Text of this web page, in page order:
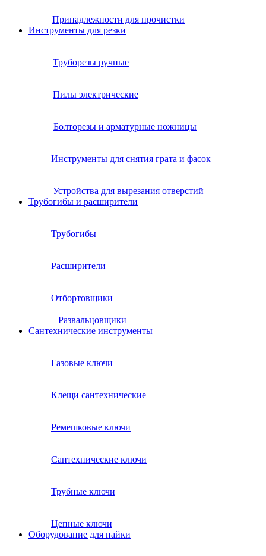
Принадлежности для прочистки
Инструменты для резки
Труборезы ручные
Пилы электрические
Болторезы и арматурные ножницы
Инструменты для снятия грата и фасок
Устройства для вырезания отверстий
Трубогибы и расширители
Трубогибы
Расширители
Отбортовщики
Развальцовщики
Сантехнические инcтрументы
Газовые ключи
Клещи сантехнические
Ремешковые ключи
Сантехнические ключи
Трубные ключи
Цепные ключи
Оборудование для пайки